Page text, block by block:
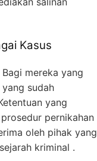
Kasus
mereka yang
sudah
yang
pernikahan
oleh pihak yang
kriminal .